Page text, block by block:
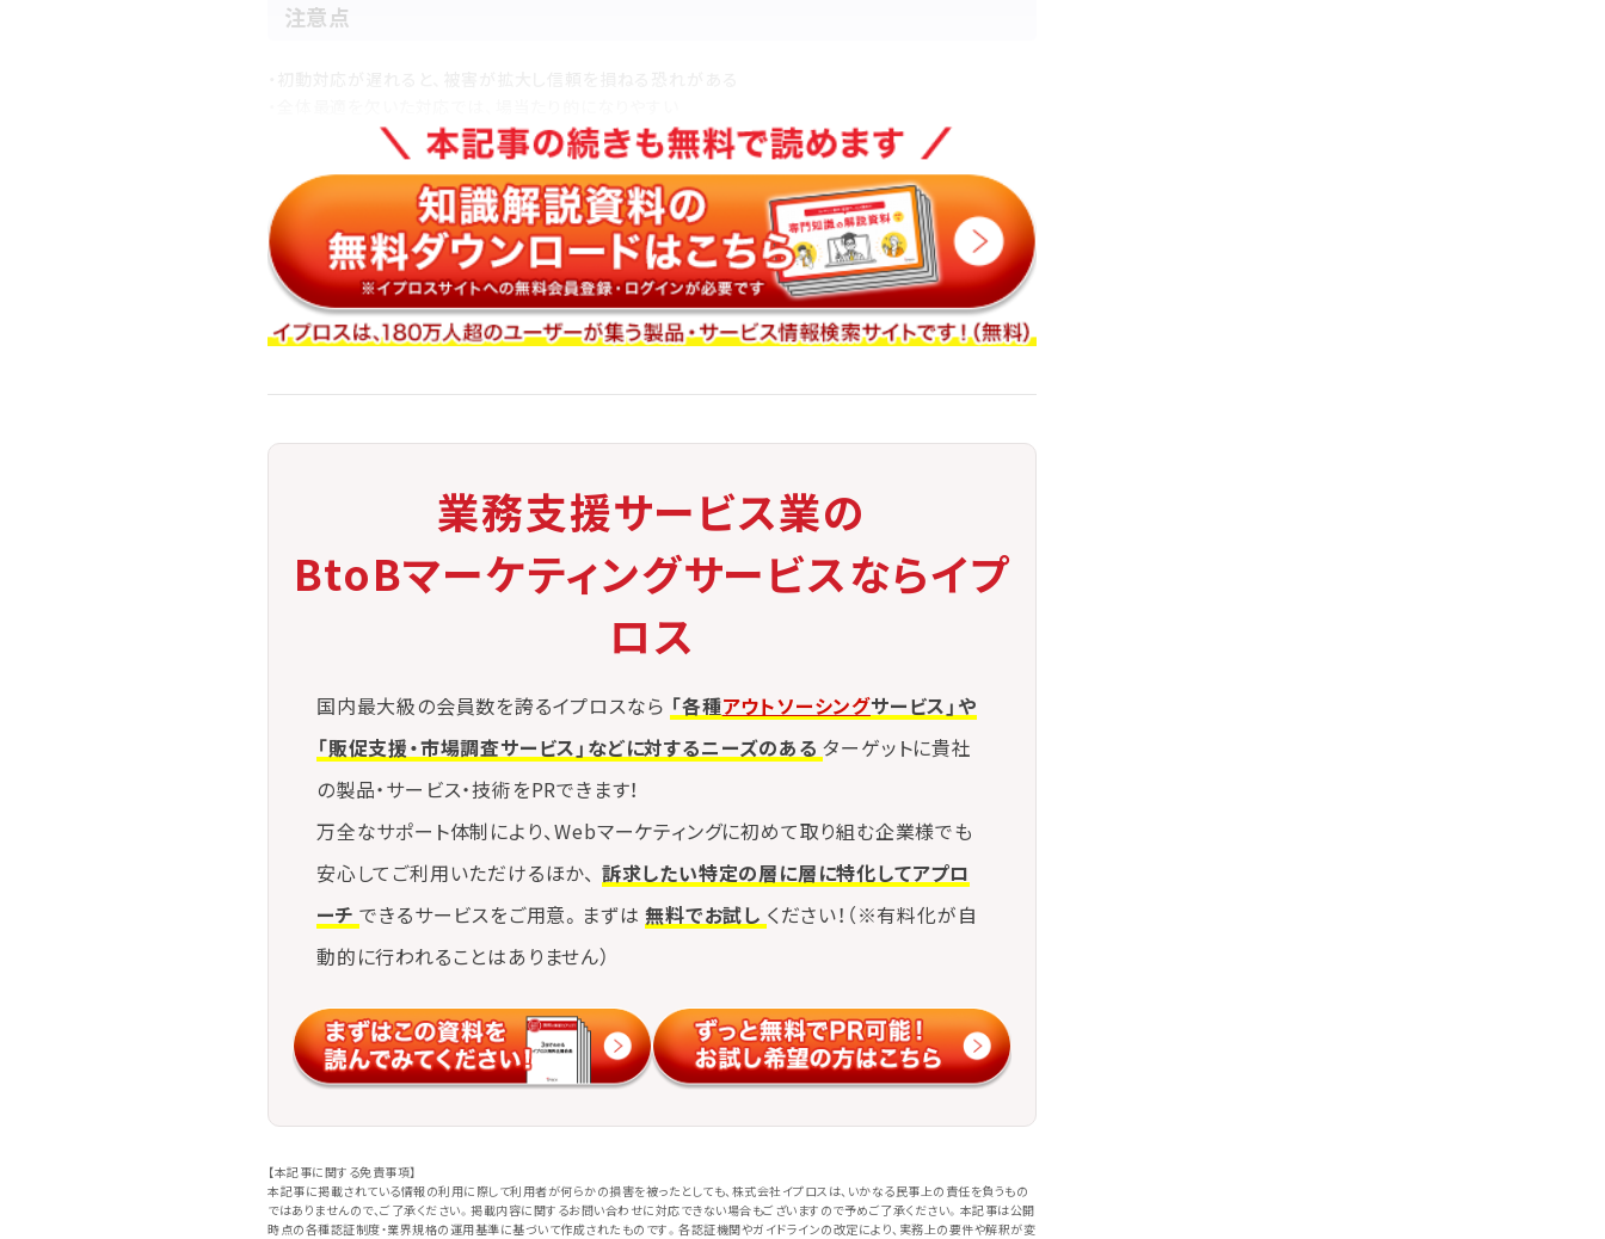
注意点
・情報開示の判断を誤ると、法的・社会的なリスクに発展する
・技術面だけでなく、体制・人・運用面のバランスも重要
・外部専門家との連携体制がないと、対応が属人化しやすい
業務支援サービス業の
BtoBマーケティングサービスならイプ
ロス
国内最大級の会員数を誇るイプロスなら 「各種アウトソーシングサービス」や
「販促支援・市場調査サービス」などに対するニーズのあるターゲットに貴社
の製品・サービス・技術をPRできます！
万全なサポート体制により、Webマーケティングに初めて取り組む企業様でも
安心してご利用いただけるほか、 訴求したい特定の層に層に特化してアプロ
ーチできるサービスをご用意。まずは無料でお試し ください！（※有料化が自
動的に行われることはありません）
【本記事に関する免責事項】
本記事に掲載されている情報の利用に際して利用者が何らかの損害を被ったとしても、株式会社イプロスは、いかなる民事上の責任を負うもの
ではありませんので、ご了承ください。掲載内容に関するお問い合わせに対応できない場合もございますので予めご了承ください。本記事は公開
時点の各種認証制度・業界規格の運用基準に基づいて作成されたものです。各認証機関やガイドラインの改定により、実務上の要件や解釈が変